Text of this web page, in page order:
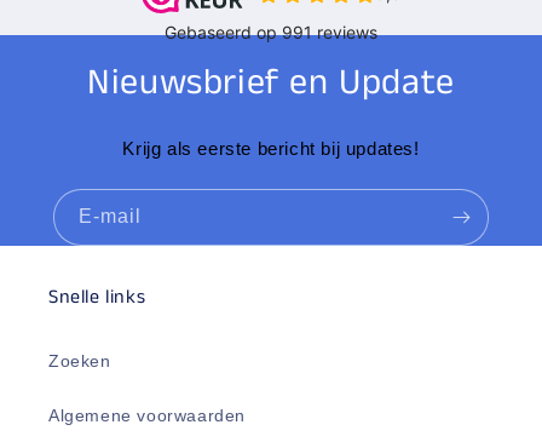
Nieuwsbrief en Update
Krijg als eerste bericht bij updates!
E‑mail
Snelle links
Zoeken
Algemene voorwaarden